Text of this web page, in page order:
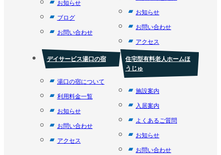
お知らせ
ブログ
お問い合わせ
お知らせ
お問い合わせ
アクセス
デイサービス湯口の宿
湯口の宿について
利用料金一覧
お知らせ
お問い合わせ
アクセス
住宅型有料老人ホームほ
うじゅ
施設案内
入居案内
よくあるご質問
お知らせ
お問い合わせ